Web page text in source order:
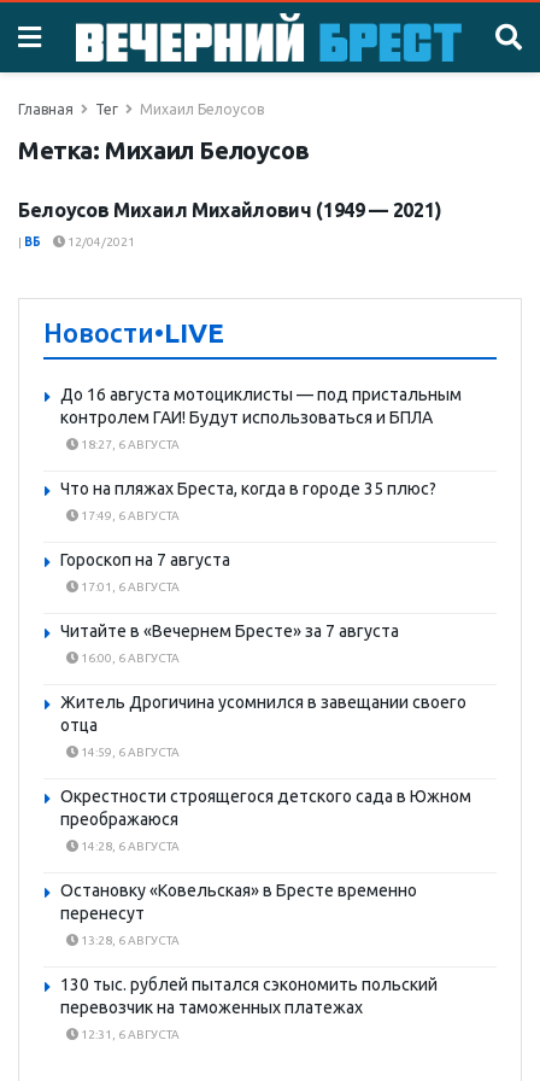
Главная Тег Михаил Белоусов
Метка: Михаил Белоусов
КТО ЕСТЬ КТО
Белоусов Михаил Михайлович (1949 — 2021)
| ВБ 12/04/2021
Новости•LIVE
До 16 августа мотоциклисты — под пристальным
контролем ГАИ! Будут использоваться и БПЛА
18:27, 6 АВГУСТА
Что на пляжах Бреста, когда в городе 35 плюс?
17:49, 6 АВГУСТА
Гороскоп на 7 августа
17:01, 6 АВГУСТА
Читайте в «Вечернем Бресте» за 7 августа
16:00, 6 АВГУСТА
Житель Дрогичина усомнился в завещании своего
отца
14:59, 6 АВГУСТА
Окрестности строящегося детского сада в Южном
преображаюся
14:28, 6 АВГУСТА
Остановку «Ковельская» в Бресте временно
перенесут
13:28, 6 АВГУСТА
130 тыс. рублей пытался сэкономить польский
перевозчик на таможенных платежах
12:31, 6 АВГУСТА